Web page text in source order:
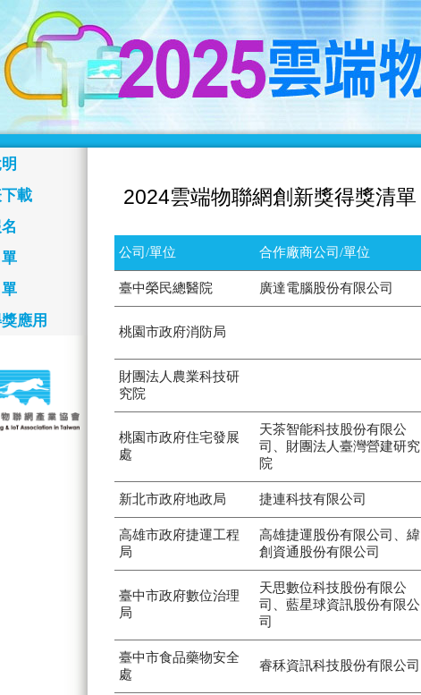
載
應用
2024雲端物聯網創新獎得獎清單
公司/單位 合作廠商公司/單位
臺中榮民總醫院 廣達電腦股份有限公司
桃園市政府消防局
財團法人農業科技研
究院
桃園市政府住宅發展
處
天茶智能科技股份有限公
司、財團法人臺灣營建研究
院
新北市政府地政局 捷連科技有限公司
高雄市政府捷運工程
局
高雄捷運股份有限公司、緯
創資通股份有限公司
臺中市政府數位治理
局
天思數位科技股份有限公
司、藍星球資訊股份有限公
司
臺中市食品藥物安全
處
睿秝資訊科技股份有限公司